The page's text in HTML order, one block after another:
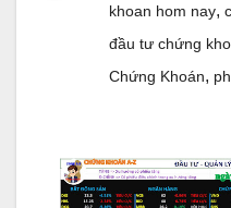
khoan hom nay,
đầu tư chứng
Chứng Khoán,